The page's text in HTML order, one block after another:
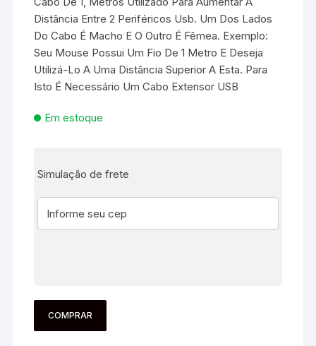
Distância Entre 2 Periféricos Usb. Um Dos Lados
Do Cabo É Macho E O Outro É Fêmea. Exemplo:
Seu Mouse Possui Um Fio De 1 Metro E Deseja
Utilizá-Lo A Uma Distância Superior A Esta. Para
Isto É Necessário Um Cabo Extensor USB
Em estoque
Simulação de frete
COMPRAR